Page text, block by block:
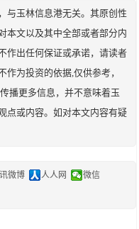
与玉林信息港无关。其原创性
本文以及其中全部或者部分内
作出任何保证或承诺，请读者
为投资的依据,仅供参考，
播更多信息，并不意味着玉
点或内容。如对本文内容有疑
微博 人人网
微信